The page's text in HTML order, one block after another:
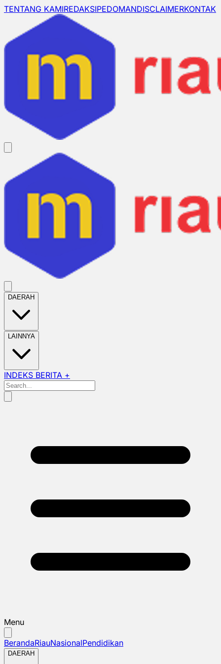
TENTANG KAMIREDAKSIPEDOMANDISCLAIMERKONTAK
DAERAH
LAINNYA
INDEKS BERITA +
Menu
BerandaRiauNasionalPendidikan
DAERAH